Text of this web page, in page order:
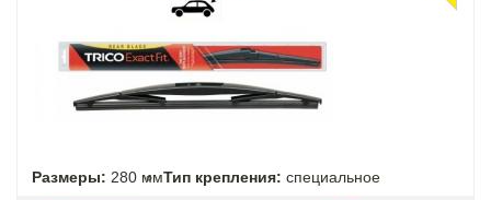
Размеры: 280 ммТип крепления: специальное